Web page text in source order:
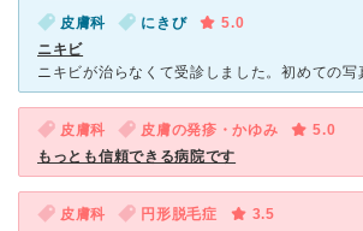
皮膚科 にきび
5.0
ニキビ
皮膚科 皮膚の発疹・かゆみ
5.0
もっとも信頼できる病院です
皮膚科 円形脱毛症
3.5